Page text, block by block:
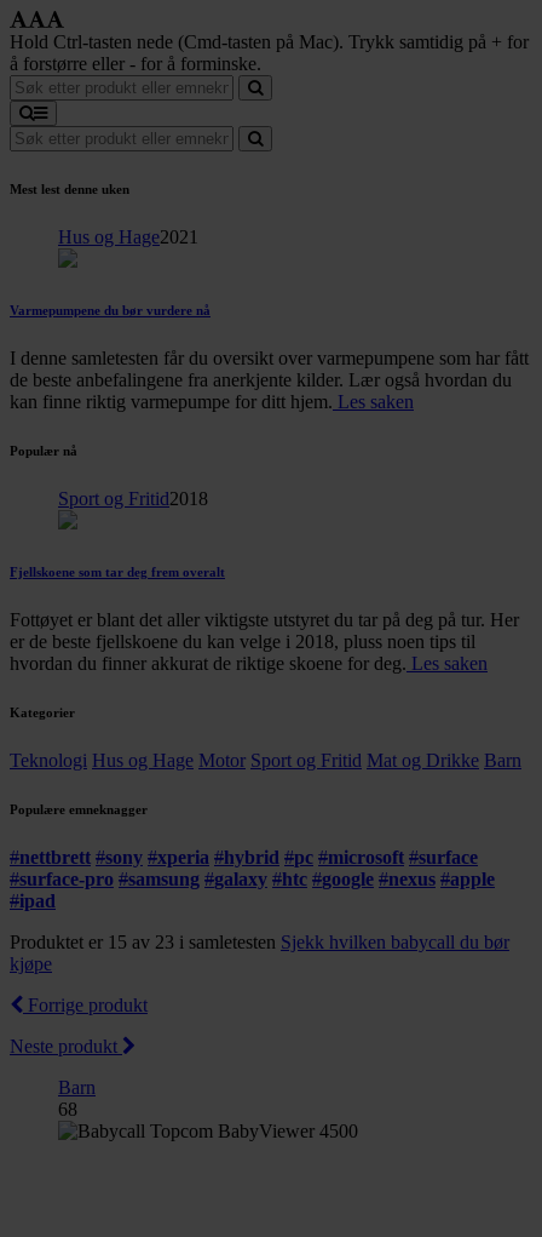
Hold Ctrl-tasten nede (Cmd-tasten på Mac). Trykk samtidig på + for
å forstørre eller - for å forminske.
Mest lest denne uken
Hus og Hage2021
Varmepumpene du bør vurdere nå
I denne samletesten får du oversikt over varmepumpene som har fått
de beste anbefalingene fra anerkjente kilder. Lær også hvordan du
kan finne riktig varmepumpe for ditt hjem. Les saken
Populær nå
Sport og Fritid2018
Fjellskoene som tar deg frem overalt
Fottøyet er blant det aller viktigste utstyret du tar på deg på tur. Her
er de beste fjellskoene du kan velge i 2018, pluss noen tips til
hvordan du finner akkurat de riktige skoene for deg. Les saken
Kategorier
Teknologi Hus og Hage Motor Sport og Fritid Mat og Drikke Barn
Populære emneknagger
#nettbrett #sony #xperia #hybrid #pc #microsoft #surface
#surface-pro #samsung #galaxy #htc #google #nexus #apple
#ipad
Produktet er 15 av 23 i samletesten Sjekk hvilken babycall du bør
kjøpe
Forrige produkt
Neste produkt
Barn
68